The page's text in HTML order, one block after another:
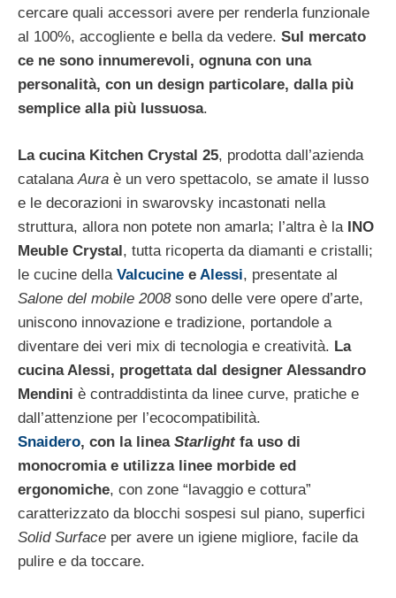
cercare quali accessori avere per renderla funzionale
al 100%, accogliente e bella da vedere. Sul mercato
ce ne sono innumerevoli, ognuna con una
personalità, con un design particolare, dalla più
semplice alla più lussuosa.
La cucina Kitchen Crystal 25, prodotta dall’azienda
catalana Aura è un vero spettacolo, se amate il lusso
e le decorazioni in swarovsky incastonati nella
struttura, allora non potete non amarla; l’altra è la INO
Meuble Crystal, tutta ricoperta da diamanti e cristalli;
le cucine della Valcucine e Alessi, presentate al
Salone del mobile 2008sono delle vere opere d’arte,
uniscono innovazione e tradizione, portandole a
diventare dei veri mix di tecnologia e creatività. La
cucina Alessi, progettata dal designer Alessandro
Mendini è contraddistinta da linee curve, pratiche e
dall’attenzione per l’ecocompatibilità.
Snaidero, con la linea Starlightfa uso di
monocromia e utilizza linee morbide ed
ergonomiche, con zone “lavaggio e cottura”
caratterizzato da blocchi sospesi sul piano, superfici
Solid Surface per avere un igiene migliore, facile da
pulire e da toccare.